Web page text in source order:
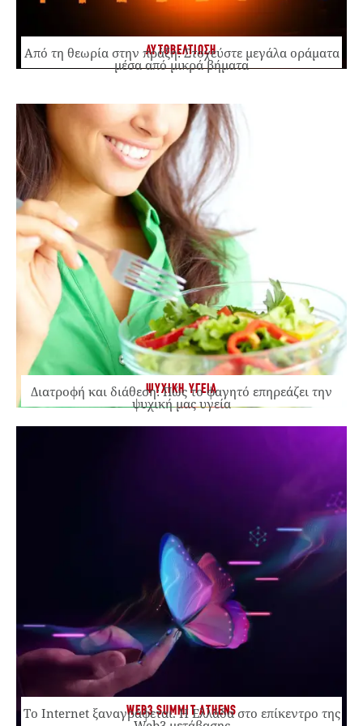
ΑΥΤΟΒΕΛΤΙΩΣΗ
Από τη θεωρία στην πράξη: Στοχεύστε μεγάλα οράματα
μέσα από μικρά βήματα
ΨΥΧΙΚΗ ΥΓΕΙΑ
Διατροφή και διάθεση: Πώς το φαγητό επηρεάζει την
ψυχική μας υγεία
WEB3 SUMMIT ATHENS
Το Internet ξαναγράφεται. Η Ελλάδα στο επίκεντρο της